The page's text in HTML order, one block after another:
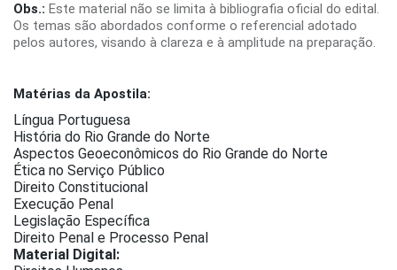
Obs.: Este material não se limita à bibliografia oficial do edital.
Os temas são abordados conforme o referencial adotado
pelos autores, visando à clareza e à amplitude na preparação.
Matérias da Apostila:
Língua Portuguesa
História do Rio Grande do Norte
Aspectos Geoeconômicos do Rio Grande do Norte
Ética no Serviço Público
Direito Constitucional
Execução Penal
Legislação Específica
Direito Penal e Processo Penal
Material Digital: